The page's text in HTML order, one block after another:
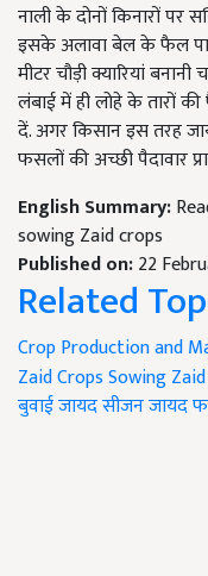
नाली के दोनों किनारों पर
इसके अलावा बेल के फैल
मीटर चौड़ी क्यारियां
लंबाई में ही लोहे के तारों
दें. अगर किसान इस तरह
फसलों की अच्छी पैदावार
English Summary:
sowing Zaid crops
Published on:22
Related
Crop Production and
Zaid Crops Sowing
बुवाईजायद सीजनजायद